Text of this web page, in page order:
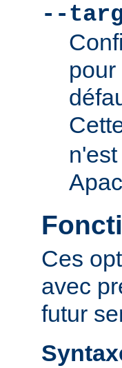
--
Ces
avec
futur